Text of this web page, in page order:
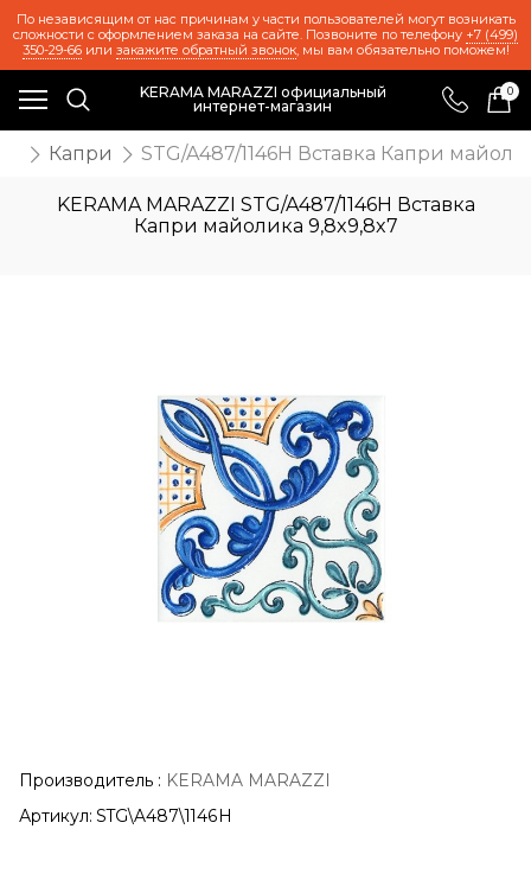
По независящим от нас причинам у части пользователей могут возникать
сложности с оформлением заказа на сайте. Позвоните по телефону +7 (499)
350-29-66или закажите обратный звонок, мы вам обязательно поможем!
KERAMA MARAZZI официальный
интернет-магазин
0
Капри STG/A487/1146H Вставка Капри
KERAMA MARAZZI STG/A487/1146H Вставка
Капри майолика 9,8x9,8x7
Производитель : KERAMA MARAZZI
Артикул: STG\A487\1146H